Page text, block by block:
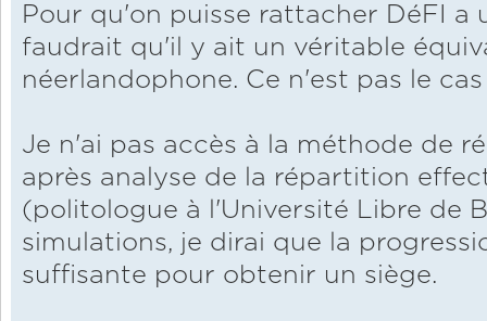
Pour qu'on puisse rattacher DéFI a
faudrait qu'il y ait un véritable
néerlandophone. Ce n'est pas le
Je n'ai pas accès à la méthode de
après analyse de la répartition
(politologue à l'Université Libre de
simulations, je dirai que la
suffisante pour obtenir un siège.